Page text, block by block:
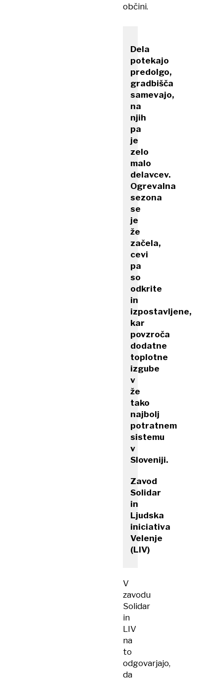
občini.
Dela
potekajo
predolgo,
gradbišča
samevajo,
na
njih
pa
je
zelo
malo
delavcev.
Ogrevalna
sezona
se
je
že
začela,
cevi
pa
so
odkrite
in
izpostavljene,
kar
povzroča
dodatne
toplotne
izgube
v
že
tako
najbolj
potratnem
sistemu
v
Sloveniji.
Zavod
Solidar
in
Ljudska
iniciativa
Velenje
(LIV)
V
zavodu
Solidar
in
LIV
na
to
odgovarjajo,
da